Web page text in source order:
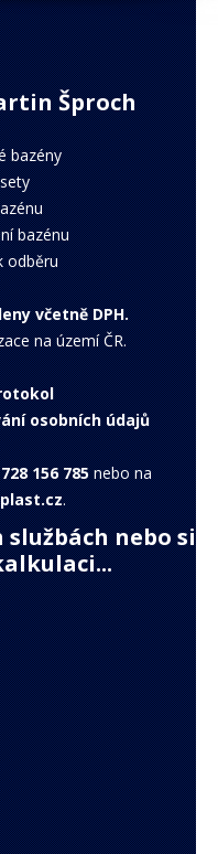
Šproch
bazény
bazénu
odběru
včetně DPH.
na území ČR.
osobních údajů
156 785nebo na
.
nebo si